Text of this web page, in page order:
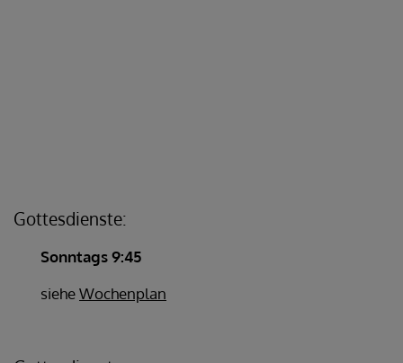
Gottesdienste:
Sonntags 9:45
sieheWochenplan